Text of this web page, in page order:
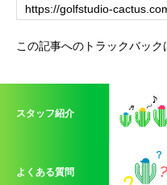
この記事へのトラックバック
スタッフ紹介
よくある質問